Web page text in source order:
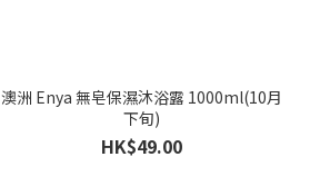
澳洲 Enya 無皂保濕沐浴露 1000ml(10月
下旬)
HK$49.00